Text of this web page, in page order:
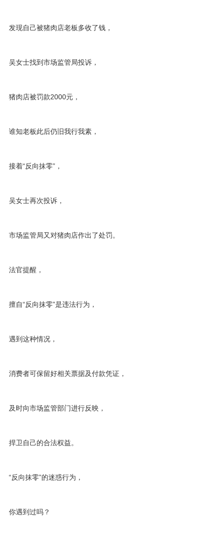
发现自己被猪肉店老板多收了钱，
吴女士找到市场监管局投诉，
猪肉店被罚款2000元，
谁知老板此后仍旧我行我素，
接着“反向抹零”，
吴女士再次投诉，
市场监管局又对猪肉店作出了处罚。
法官提醒，
擅自“反向抹零”是违法行为，
遇到这种情况，
消费者可保留好相关票据及付款凭证，
及时向市场监管部门进行反映，
捍卫自己的合法权益。
“反向抹零”的迷惑行为，
你遇到过吗？